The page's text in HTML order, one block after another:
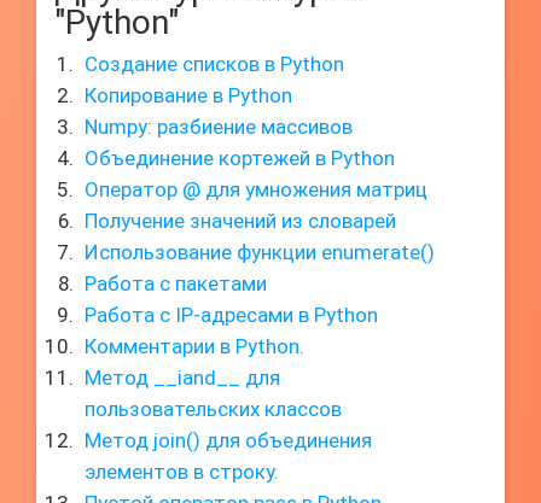
"Python"
Создание списков в Python
Копирование в Python
Numpy: разбиение массивов
Объединение кортежей в Python
Оператор @ для умножения матриц
Получение значений из словарей
Использование функции enumerate()
Работа с пакетами
Работа с IP-адресами в Python
Комментарии в Python.
Метод __iand__ для
пользовательских классов
Метод join() для объединения
элементов в строку.